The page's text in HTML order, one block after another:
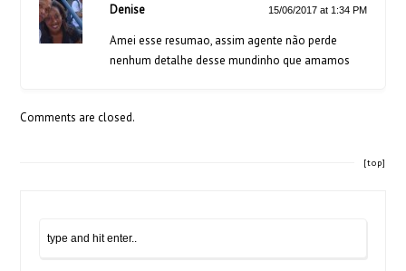
Denise 15/06/2017 at 1:34 PM
Amei esse resumao, assim agente não perde
nenhum detalhe desse mundinho que amamos
Comments are closed.
[top]